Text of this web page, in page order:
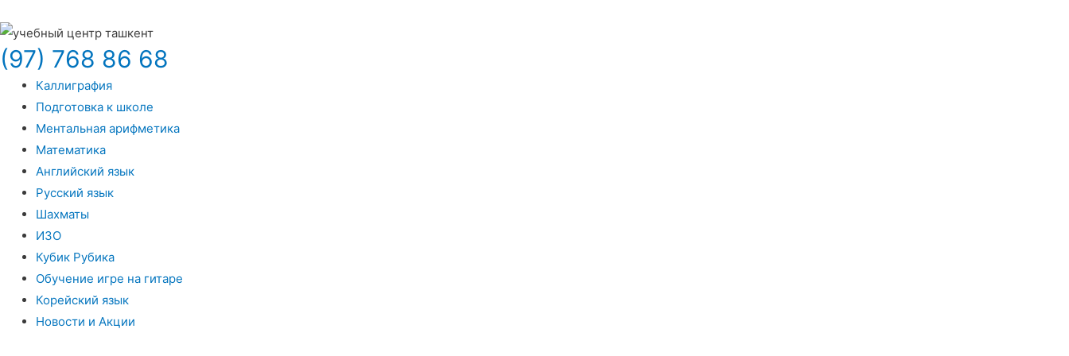
(97) 768 86 68
Каллиграфия
Подготовка к школе
Ментальная арифметика
Математика
Английский язык
Русский язык
Шахматы
ИЗО
Кубик Рубика
Обучение игре на гитаре
Корейский язык
Новости и Акции